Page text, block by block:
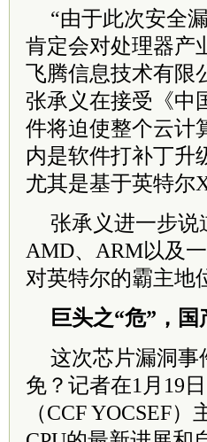
“由于此次安全
肯定会对处理器产
飞腾信息技术有限
张承义在接受《中
件将迫使整个云计
内是软件打补丁升
尤其是基于英特尔
张承义进一步说
AMD、ARM以及
对英特尔的霸主地
巨头之“危”，国
这次芯片漏洞事
免？记者在1月19
（CCF YOCSEF